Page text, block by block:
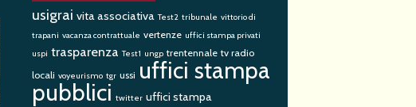
usigrai vita associativa Test2 tribunale vittorio di
trapani vacanza contrattuale vertenze uffici stampa privati
uspi trasparenza Test1 ungp trentennale tv radio
locali voyeurismo tgr ussi uffici stampa
pubblici twitter uffici stampa